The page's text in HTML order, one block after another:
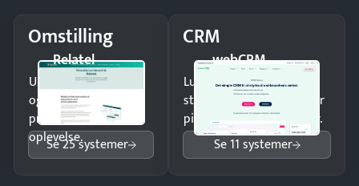
Omstilling
Relatel
Undgå tabte opkald
og giv kunderne en
professionel
oplevelse.
Se 25 systemer
CRM
webCRM
Luk flere salg med et
struktureret overblik over
pipeline og opfølgninger.
Se 11 systemer